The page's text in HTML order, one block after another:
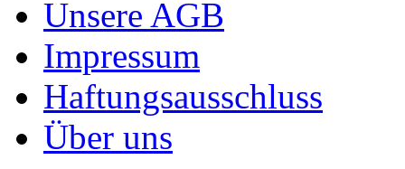
Unsere AGB
Impressum
Haftungsausschluss
Über uns